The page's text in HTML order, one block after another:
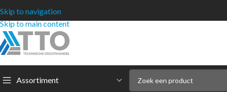
Skip to navigation
Skip to main content
Assortiment